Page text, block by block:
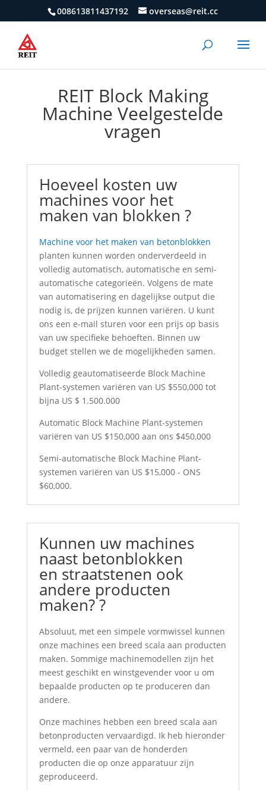
008613811437192 overseas@reit.cc
REIT Block Making
Machine Veelgestelde
vragen
Hoeveel kosten uw
machines voor het
maken van blokken ?
Machine voor het maken van betonblokken
planten kunnen worden onderverdeeld in
volledig automatisch, automatische en semi-
automatische categorieën. Volgens de mate
van automatisering en dagelijkse output die
nodig is, de prijzen kunnen variëren. U kunt
ons een e-mail sturen voor een prijs op basis
van uw specifieke behoeften. Binnen uw
budget stellen we de mogelijkheden samen.
Volledig geautomatiseerde Block Machine
Plant-systemen variëren van US $550,000 tot
bijna US $ 1.500.000
Automatic Block Machine Plant-systemen
variëren van US $150,000 aan ons $450,000
Semi-automatische Block Machine Plant-
systemen variëren van US $15,000 - ONS
$60,000.
Kunnen uw machines
naast betonblokken
en straatstenen ook
andere producten
maken? ?
Absoluut, met een simpele vormwissel kunnen
onze machines een breed scala aan producten
maken. Sommige machinemodellen zijn het
meest geschikt en winstgevender voor u om
bepaalde producten op te produceren dan
andere.
Onze machines hebben een breed scala aan
betonproducten vervaardigd. Ik heb hieronder
vermeld, een paar van de honderden
producten die op onze apparatuur zijn
geproduceerd.